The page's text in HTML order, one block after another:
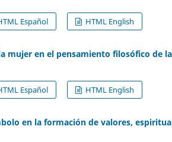
Español HTML English
mujer en el pensamiento filosófico de
Español HTML English
en la formación de valores,